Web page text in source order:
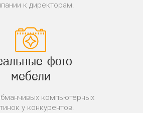
к директорам.
фото
мебели
компьютерных
у конкурентов.